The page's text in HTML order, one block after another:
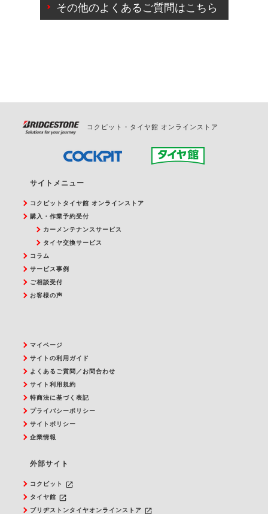
ご来店予約日の3営業日前を過ぎている場合のご予約
の日時変更につきましては、直接ご予約の店舗まで
その他のよくあるご質問はこちら
コクピット・タイヤ館 オンラインストア
サイトメニュー
コクピットタイヤ館 オンラインストア
購入・作業予約受付
カーメンテナンスサービス
タイヤ交換サービス
コラム
サービス事例
ご相談受付
お客様の声
マイページ
サイトの利用ガイド
よくあるご質問／お問合わせ
サイト利用規約
特商法に基づく表記
プライバシーポリシー
サイトポリシー
企業情報
外部サイト
コクピット launch
タイヤ館 launch
ブリヂストンタイヤオンラインストア launch